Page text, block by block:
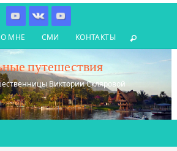
МНЕ СМИ КОНТАКТЫ
путешествия
Виктории Скляровой